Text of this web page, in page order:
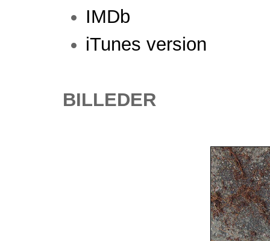
IMDb
iTunes version
BILLEDER